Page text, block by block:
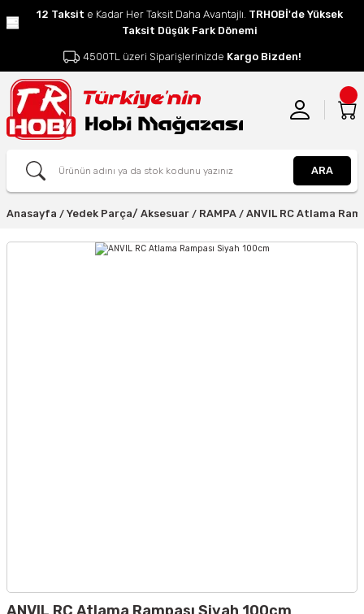
12 Taksit e Kadar Her Taksit Daha Avantajlı. TRHOBİ'de Yüksek
Taksit Düşük Fark Dönemi
4500TL üzeri Siparişlerinizde Kargo Bizden!
ARA
Anasayfa Yedek Parça/ Aksesuar RAMPA ANVIL RC Atlama